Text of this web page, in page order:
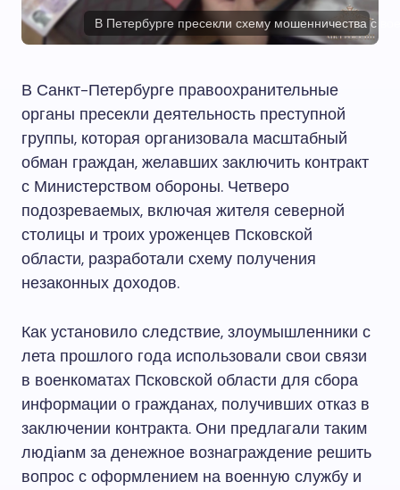
В Петербурге пресекли схему мошенничества с
В Санкт-Петербурге правоохранительные
органы пресекли деятельность преступной
группы, которая организовала масштабный
обман граждан, желавших заключить контракт
с Министерством обороны. Четверо
подозреваемых, включая жителя северной
столицы и троих уроженцев Псковской
области, разработали схему получения
незаконных доходов.
Как установило следствие, злоумышленники с
лета прошлого года использовали свои связи
в военкоматах Псковской области для сбора
информации о гражданах, получивших отказ в
заключении контракта. Они предлагали таким
людianм за денежное вознаграждение решить
вопрос с оформлением на военную службу и